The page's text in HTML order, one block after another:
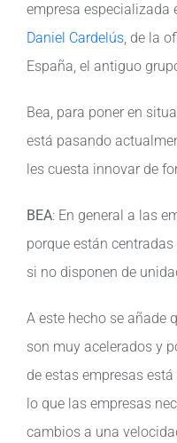
empresa especializada
Daniel Cardelús, de la
España, el antiguo
Bea, para poner en
está pasando
les cuesta innovar de
BEA: En general a las
porque están
si no disponen de
A este hecho se añade
son muy acelerados y
de estas empresas
lo que las empresas
cambios a una